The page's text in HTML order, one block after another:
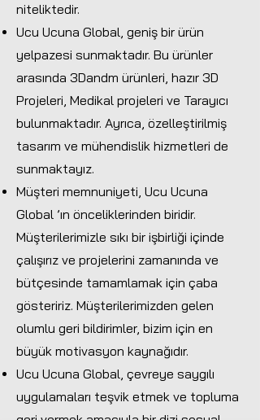
niteliktedir.
Ucu Ucuna Global, geniş bir ürün
yelpazesi sunmaktadır. Bu ürünler
arasında 3Dandm ürünleri, hazır 3D
Projeleri, Medikal projeleri ve Tarayıcı
bulunmaktadır. Ayrıca, özelleştirilmiş
tasarım ve mühendislik hizmetleri de
sunmaktayız.
Müşteri memnuniyeti, Ucu Ucuna
Global ’ın önceliklerinden biridir.
Müşterilerimizle sıkı bir işbirliği içinde
çalışırız ve projelerini zamanında ve
bütçesinde tamamlamak için çaba
gösteririz. Müşterilerimizden gelen
olumlu geri bildirimler, bizim için en
büyük motivasyon kaynağıdır.
Ucu Ucuna Global, çevreye saygılı
uygulamaları teşvik etmek ve topluma